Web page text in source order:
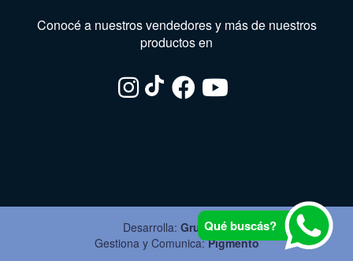
Conocé a nuestros vendedores y más de nuestros
productos en
Qué buscás?
Desarrolla: Grupo Ite
Gestiona y Comunica:Pigmento